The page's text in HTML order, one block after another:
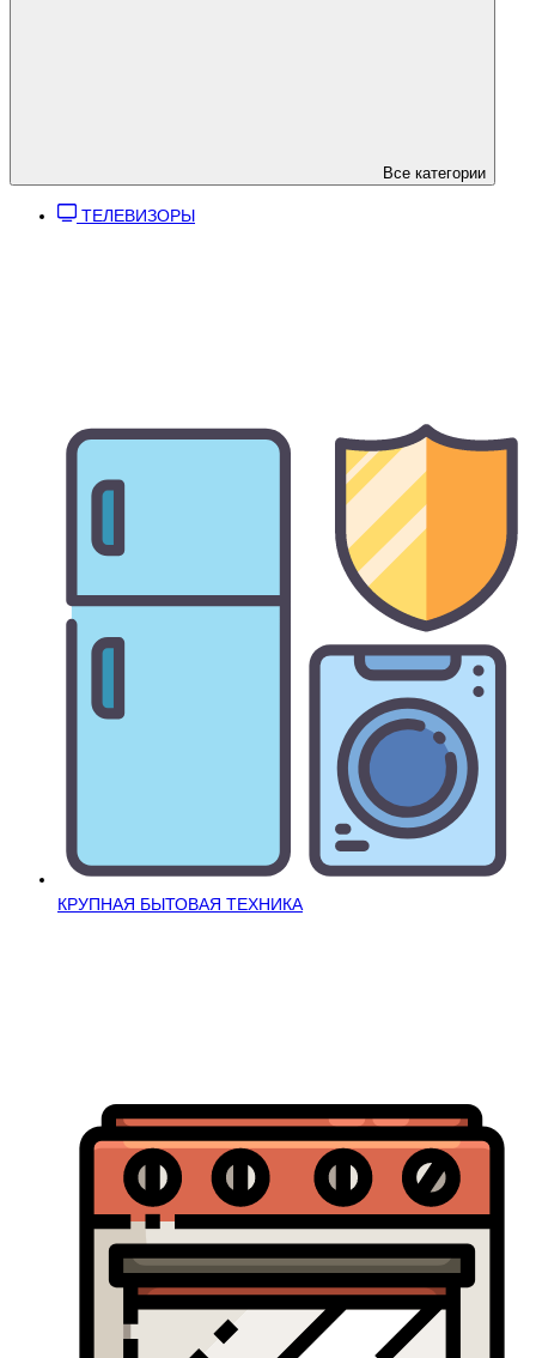
Все категории
ТЕЛЕВИЗОРЫ
КРУПНАЯ БЫТОВАЯ ТЕХНИКА